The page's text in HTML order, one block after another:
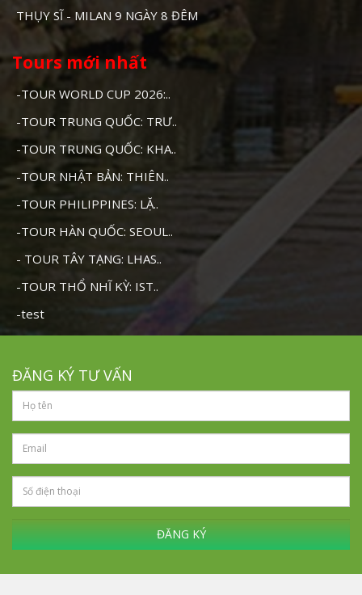
THỤY SĨ - MILAN 9 NGÀY 8 ĐÊM
Tours mới nhất
-TOUR WORLD CUP 2026:..
-TOUR TRUNG QUỐC: TRƯ..
-TOUR TRUNG QUỐC: KHA..
-TOUR NHẬT BẢN: THIÊN..
-TOUR PHILIPPINES: LẶ..
-TOUR HÀN QUỐC: SEOUL..
- TOUR TÂY TẠNG: LHAS..
-TOUR THỔ NHĨ KỲ: IST..
-test
ĐĂNG KÝ TƯ VẤN
ĐĂNG KÝ